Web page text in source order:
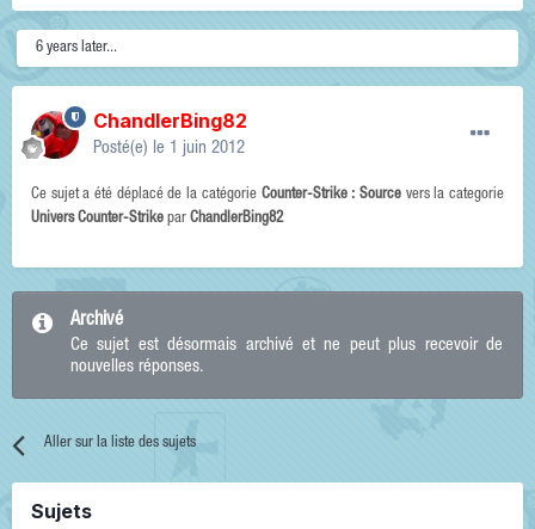
6 years later...
ChandlerBing82
Posté(e) le 1 juin 2012
Ce sujet a été déplacé de la catégorie Counter-Strike : Sourcevers la categorie
Univers Counter-Strike par ChandlerBing82
Archivé
Ce sujet est désormais archivé et ne peut plus recevoir de
nouvelles réponses.
Aller sur la liste des sujets
Sujets